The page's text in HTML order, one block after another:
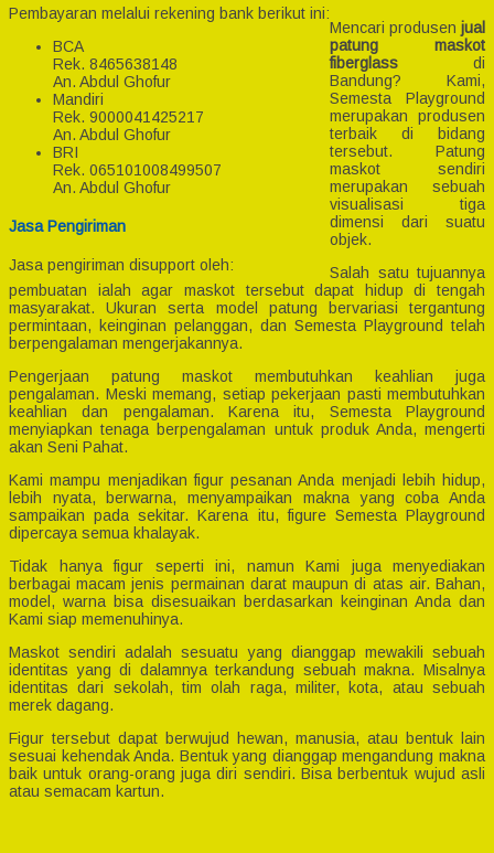
Pembayaran melalui rekening bank berikut ini:
BCA
Rek. 8465638148
An. Abdul Ghofur
Mandiri
Rek. 9000041425217
An. Abdul Ghofur
BRI
Rek. 065101008499507
An. Abdul Ghofur
Jasa Pengiriman
Jasa pengiriman disupport oleh:
Mencari produsen jual
patung maskot
fiberglass di
Bandung? Kami,
Semesta Playground
merupakan produsen
terbaik di bidang
tersebut. Patung
maskot sendiri
merupakan sebuah
visualisasi tiga
dimensi dari suatu
objek.
Salah satu tujuannya
pembuatan ialah agar maskot tersebut dapat hidup di tengah
masyarakat. Ukuran serta model patung bervariasi tergantung
permintaan, keinginan pelanggan, dan Semesta Playground telah
berpengalaman mengerjakannya.
Pengerjaan patung maskot membutuhkan keahlian juga
pengalaman. Meski memang, setiap pekerjaan pasti membutuhkan
keahlian dan pengalaman. Karena itu, Semesta Playground
menyiapkan tenaga berpengalaman untuk produk Anda, mengerti
akan Seni Pahat.
Kami mampu menjadikan figur pesanan Anda menjadi lebih hidup,
lebih nyata, berwarna, menyampaikan makna yang coba Anda
sampaikan pada sekitar. Karena itu, figure Semesta Playground
dipercaya semua khalayak.
Tidak hanya figur seperti ini, namun Kami juga menyediakan
berbagai macam jenis permainan darat maupun di atas air. Bahan,
model, warna bisa disesuaikan berdasarkan keinginan Anda dan
Kami siap memenuhinya.
Maskot sendiri adalah sesuatu yang dianggap mewakili sebuah
identitas yang di dalamnya terkandung sebuah makna. Misalnya
identitas dari sekolah, tim olah raga, militer, kota, atau sebuah
merek dagang.
Figur tersebut dapat berwujud hewan, manusia, atau bentuk lain
sesuai kehendak Anda. Bentuk yang dianggap mengandung makna
baik untuk orang-orang juga diri sendiri. Bisa berbentuk wujud asli
atau semacam kartun.